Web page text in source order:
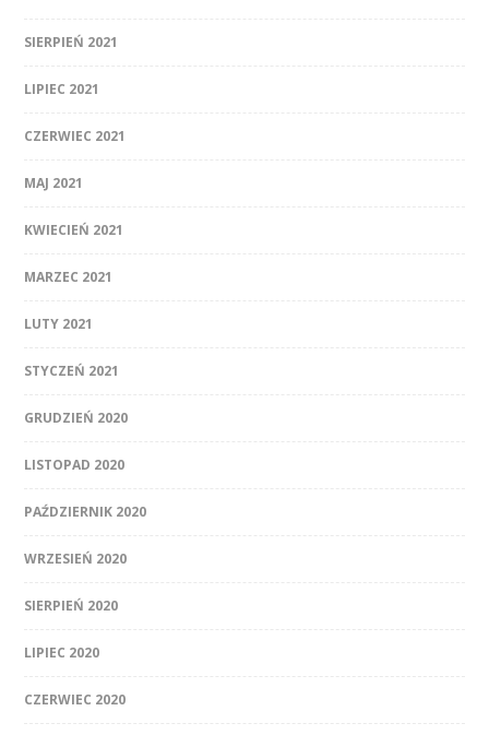
SIERPIEŃ 2021
LIPIEC 2021
CZERWIEC 2021
MAJ 2021
KWIECIEŃ 2021
MARZEC 2021
LUTY 2021
STYCZEŃ 2021
GRUDZIEŃ 2020
LISTOPAD 2020
PAŹDZIERNIK 2020
WRZESIEŃ 2020
SIERPIEŃ 2020
LIPIEC 2020
CZERWIEC 2020